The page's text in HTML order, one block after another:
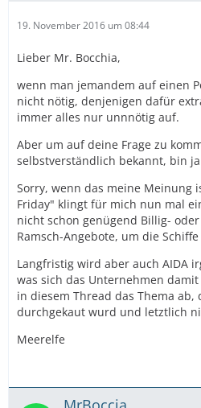
19. November 2016 um 08:44
Lieber Mr. Bocchia,
wenn man jemandem auf einen
nicht nötig, denjenigen dafür
immer alles nur unnnötig auf.
Aber um auf deine Frage zu
selbstverständlich bekannt, bin
Sorry, wenn das meine Meinung
Friday" klingt für mich nun mal
nicht schon genügend Billig-
Ramsch-Angebote, um die
Langfristig wird aber auch AIDA
was sich das Unternehmen
in diesem Thread das Thema ab,
durchgekaut wurd und letztlich
Meerelfe